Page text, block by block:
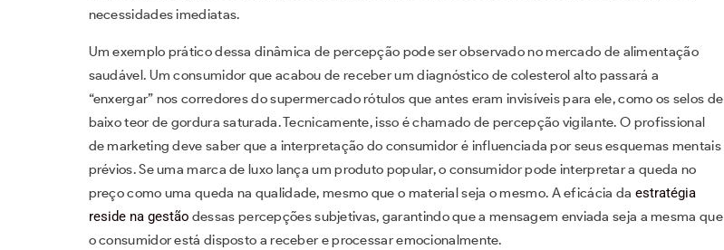
necessidades imediatas.
Um exemplo prático dessa dinâmica de percepção pode ser observado no mercado de alimentação
saudável. Um consumidor que acabou de receber um diagnóstico de colesterol alto passará a
“enxergar” nos corredores do supermercado rótulos que antes eram invisíveis para ele, como os selos de
baixo teor de gordura saturada. Tecnicamente, isso é chamado de percepção vigilante. O profissional
de marketing deve saber que a interpretação do consumidor é influenciada por seus esquemas mentais
prévios. Se uma marca de luxo lança um produto popular, o consumidor pode interpretar a queda no
preço como uma queda na qualidade, mesmo que o material seja o mesmo. A eficácia da estratégia
reside na gestão dessas percepções subjetivas, garantindo que a mensagem enviada seja a mesma que
o consumidor está disposto a receber e processar emocionalmente.